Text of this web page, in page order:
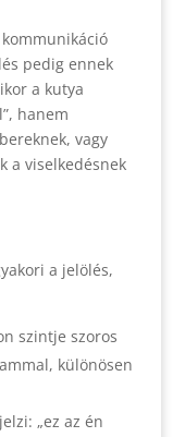
pedig ennek
a kutya
hanem
vagy
a viselkedésnek
a jelölés,
szintje szoros
különösen
„ez az én